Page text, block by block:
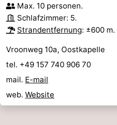
Max. 10 personen.
Schlafzimmer: 5.
Strandentfernung: ±600 m.
Vroonweg 10a, Oostkapelle
tel. +49 157 740 906 70
mail. E-mail
web. Website